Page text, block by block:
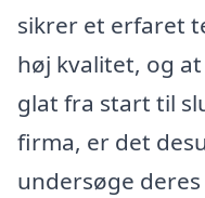
sikrer et erfaret
høj kvalitet, og
glat fra start til
firma, er det
undersøge